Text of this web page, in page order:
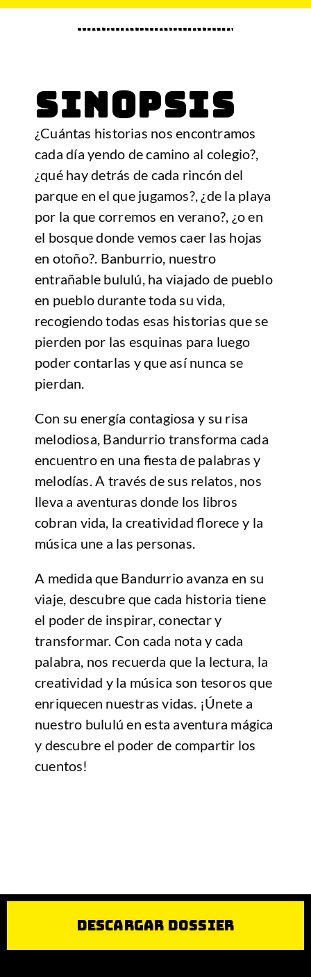
SINOPSIS
¿Cuántas historias nos encontramos
cada día yendo de camino al colegio?,
¿qué hay detrás de cada rincón del
parque en el que jugamos?, ¿de la playa
por la que corremos en verano?, ¿o en
el bosque donde vemos caer las hojas
en otoño?. Banburrio, nuestro
entrañable bululú, ha viajado de pueblo
en pueblo durante toda su vida,
recogiendo todas esas historias que se
pierden por las esquinas para luego
poder contarlas y que así nunca se
pierdan.
Con su energía contagiosa y su risa
melodiosa, Bandurrio transforma cada
encuentro en una fiesta de palabras y
melodías. A través de sus relatos, nos
lleva a aventuras donde los libros
cobran vida, la creatividad florece y la
música une a las personas.
A medida que Bandurrio avanza en su
viaje, descubre que cada historia tiene
el poder de inspirar, conectar y
transformar. Con cada nota y cada
palabra, nos recuerda que la lectura, la
creatividad y la música son tesoros que
enriquecen nuestras vidas. ¡Únete a
nuestro bululú en esta aventura mágica
y descubre el poder de compartir los
cuentos!
Descargar Dossier